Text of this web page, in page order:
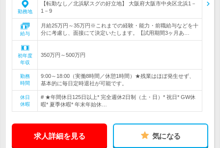
勤務地
【転勤なし／北浜駅スグの好立地】 大阪府大阪市中央区北浜1－
1－9
給与
月給25万円～35万円※これまでの経験・能力・前職給与などを十
分に考慮し、面接にて決定いたします。【試用期間3ヶ月あ…
初年度
年収
350万円～500万円
勤務
時間
9:00～18:00（実働8時間／休憩1時間）★残業はほぼ発生せず、
基本的に毎日定時退社が可能です。
休日
休暇
# ★年間休日125日以上* 完全週休2日制（土・日）* 祝日* GW休
暇* 夏季休暇* 年末年始休…
求人詳細を見る 気になる